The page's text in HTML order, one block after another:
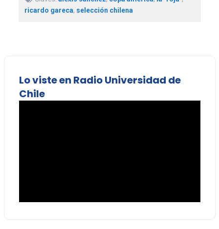
ricardo gareca, selección chilena
Lo viste en Radio Universidad de
Chile